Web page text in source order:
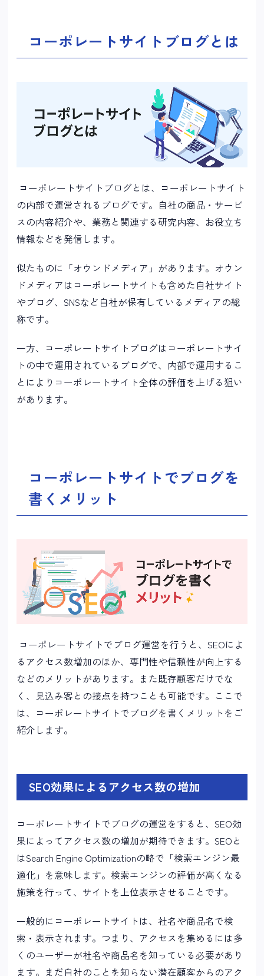
コーポレートサイトブログとは
コーポレートサイトブログとは、コーポレートサイト
の内部で運営されるブログです。自社の商品・サービ
スの内容紹介や、業務と関連する研究内容、お役立ち
情報などを発信します。
似たものに「オウンドメディア」があります。オウン
ドメディアはコーポレートサイトも含めた自社サイト
やブログ、 SNSなど自社が保有しているメディアの総
称です。
一方、コーポレートサイトブログはコーポレートサイ
トの中で運用されているブログで、内部で運用するこ
とによりコーポレートサイト全体の評価を上げる狙い
があります。
コーポレートサイトでブログを
書くメリット
コーポレートサイトでブログ運営を行うと、SEOによ
るアクセス数増加のほか、専門性や信頼性が向上する
などのメリットがあります。また既存顧客だけでな
く、見込み客との接点を持つことも可能です。ここで
は、コーポレートサイトでブログを書くメリットをご
紹介します。
SEO効果によるアクセス数の増加
コーポレートサイトでブログの運営をすると、SEO効
果によってアクセス数の増加が期待できます。SEOと
はSearch Engine Optimizationの略で「検索エンジン最
適化」を意味します。検索エンジンの評価が高くなる
施策を行って、サイトを上位表示させることです。
一般的にコーポレートサイトは、社名や商品名で検
索・表示されます。つまり、アクセスを集めるには多
くのユーザーが社名や商品名を知っている必要があり
ます。まだ自社のことを知らない潜在顧客からのアク